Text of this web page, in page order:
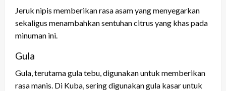
Jeruk nipis memberikan rasa asam yang menyegarkan
sekaligus menambahkan sentuhan citrus yang khas pada
minuman ini.
Gula
Gula, terutama gula tebu, digunakan untuk memberikan
rasa manis. Di Kuba, sering digunakan gula kasar untuk